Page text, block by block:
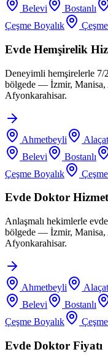
Belevi
Bostanlı
Çeşme Boyalık
Evde Hemşirelik
Deneyimli hemşirelerle 7/
bölgede — İzmir, Manisa,
Afyonkarahisar.
Ahmetbeyli
Belevi
Bostanlı
Çeşme Boyalık
Evde Doktor
Anlaşmalı hekimlerle
bölgede — İzmir, Manisa,
Afyonkarahisar.
Ahmetbeyli
Belevi
Bostanlı
Çeşme Boyalık
Evde Doktor Fiyatı